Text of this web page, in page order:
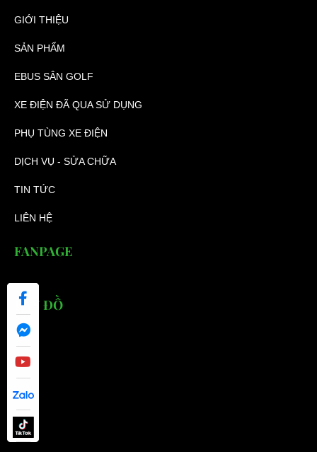
GIỚI THIỆU
SẢN PHẨM
EBUS SÂN GOLF
XE ĐIỆN ĐÃ QUA SỬ DỤNG
PHỤ TÙNG XE ĐIỆN
DỊCH VỤ - SỬA CHỮA
TIN TỨC
LIÊN HỆ
FANPAGE
BẢN ĐỒ